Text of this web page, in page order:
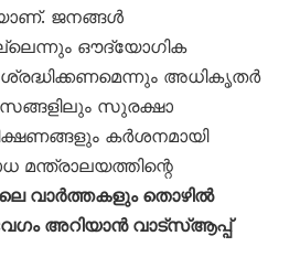
ജനങ്ങൾ
ഔദ്യോഗിക
ശ്രദ്ധിക്കണമെന്നും അധികൃതർ
സുരക്ഷാ
കർശനമായി
മന്ത്രാലയത്തിന്റെ
വാർത്തകളും തൊഴിൽ
അറിയാൻ വാട്സ്ആപ്പ്